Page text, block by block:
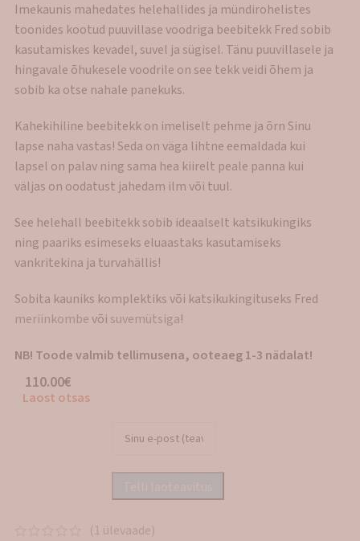
Imekaunis mahedates helehallides ja mündirohelistes
toonides kootud puuvillase voodriga beebitekk Fred sobib
kasutamiskes kevadel, suvel ja sügisel. Tänu puuvillasele ja
hingavale õhukesele voodrile on see tekk veidi õhem ja
sobib ka otse nahale panekuks.
Kahekihiline beebitekk on imeliselt pehme ja õrn Sinu
lapse naha vastas! Seda on väga lihtne eemaldada kui
lapsel on palav ning sama hea kiirelt peale panna kui
väljas on oodatust jahedam ilm või tuul.
See helehall beebitekk sobib ideaalselt katsikukingiks
ning paariks esimeseks eluaastaks kasutamiseks
vankritekina ja turvahällis!
Sobita kauniks komplektiks või katsikukingituseks Fred
meriinkombevõi suvemütsiga!
NB! Toode valmib tellimusena, ooteaeg 1-3 nädalat!
110.00€
Laost otsas
(1 ülevaade)